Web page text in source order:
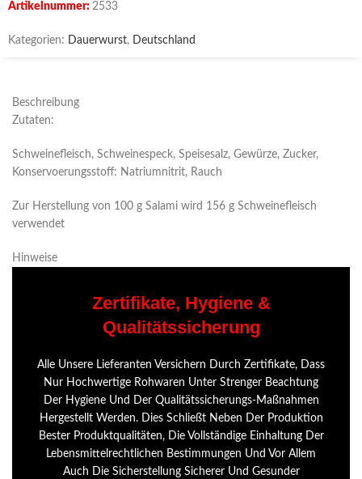
Artikelnummer: 2533
Kategorien: Dauerwurst, Deutschland
Beschreibung
Zutaten:
Schweinefleisch, Schweinespeck, Speisesalz, Gewürze, Zucker,
Konservoerungsstoff: Natriumnitrit, Rauch
Zur Herstellung von 100 g Salami wird 156 g Schweinefleisch
verwendet
Hinweise
Zertifikate, Hygiene &
Qualitätssicherung
Alle Unsere Lieferanten Versichern Durch Zertifikate, Dass
Nur Hochwertige Rohwaren Unter Strenger Beachtung
Der Hygiene Und Der Qualitätssicherungs-Maßnahmen
Hergestellt Werden. Dies Schließt Neben Der Produktion
Bester Produktqualitäten, Die Vollständige Einhaltung Der
Lebensmittelrechtlichen Bestimmungen Und Vor Allem
Auch Die Sicherstellung Sicherer Und Gesunder